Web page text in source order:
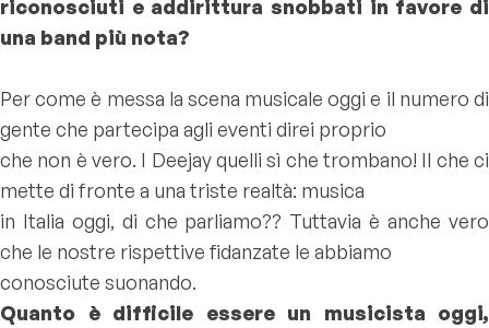
riconosciuti e addirittura snobbati in favore di
una band più nota?
Per come è messa la scena musicale oggi e il numero di
gente che partecipa agli eventi direi proprio
che non è vero. I Deejay quelli sì che trombano! Il che ci
mette di fronte a una triste realtà: musica
in Italia oggi, di che parliamo?? Tuttavia è anche vero
che le nostre rispettive fidanzate le abbiamo
conosciute suonando.
Quanto è difficile essere un musicista oggi,